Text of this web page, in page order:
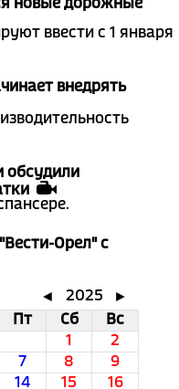
новые дорожные
ввести с 1 января
внедрять
обсудили
Орел" с
◄ 2025
►
Пт Сб
Вс
1
2
7 8
9
14 15 16